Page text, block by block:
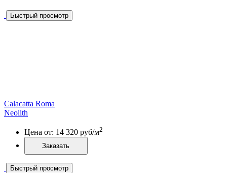
Быстрый просмотр
Calacatta Roma
Neolith
Цена от: 14 320 руб/м2
Заказать
Быстрый просмотр